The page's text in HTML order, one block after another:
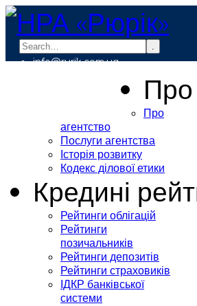
.
info@rurik.com.ua
Про
Про
агентство
Послуги агентства
Історія розвитку
Кодекс ділової етики
Кредині
Рейтинги облігацій
Рейтинги
позичальників
Рейтинги депозитів
Рейтинги страховиків
ІДКР банківської
системи